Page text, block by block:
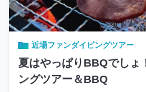
近場ファンダイビングツアー
夏はやっぱりBBQでし
ングツアー＆BBQ